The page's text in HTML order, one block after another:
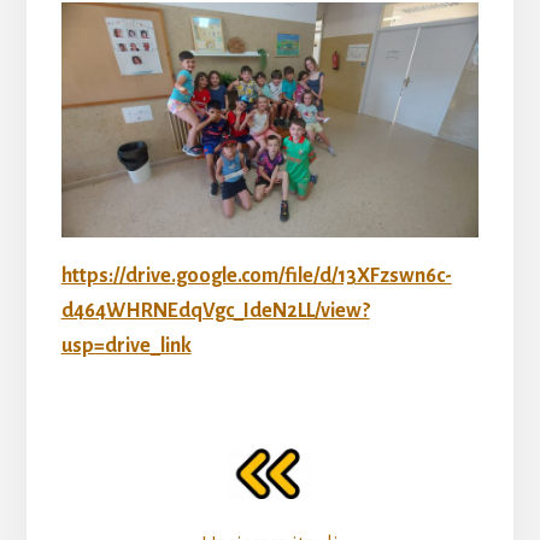
https://drive.google.com/file/d/13XFzswn6c-
d464WHRNEdqVgc_IdeN2LL/view?
usp=drive_link